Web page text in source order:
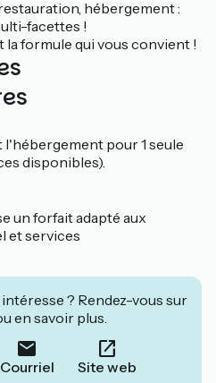
hébergement :
facettes !
la formule qui vous convient !
l'hébergement pour 1 seule
disponibles).
un forfait adapté aux
et services
? Rendez-vous sur
en savoir plus.
Courriel Site web